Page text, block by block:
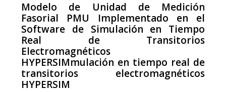
Modelo de Unidad de Medición
Fasorial PMU Implementado en el
Software de Simulación en Tiempo
Real de Transitorios
Electromagnéticos
HYPERSIMmulación en tiempo real de
transitorios electromagnéticos
HYPERSIM